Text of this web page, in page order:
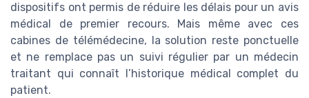
dispositifs ont permis de réduire les délais pour un avis
médical de premier recours. Mais même avec ces
cabines de télémédecine, la solution reste ponctuelle
et ne remplace pas un suivi régulier par un médecin
traitant qui connaît l’historique médical complet du
patient.